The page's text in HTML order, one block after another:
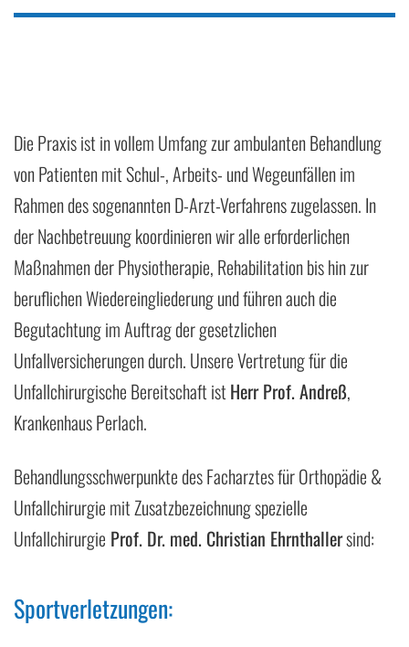
Die Praxis ist in vollem Umfang zur ambulanten Behandlung
von Patienten mit Schul-, Arbeits- und Wegeunfällen im
Rahmen des sogenannten D-Arzt-Verfahrens zugelassen. In
der Nachbetreuung koordinieren wir alle erforderlichen
Maßnahmen der Physiotherapie, Rehabilitation bis hin zur
beruflichen Wiedereingliederung und führen auch die
Begutachtung im Auftrag der gesetzlichen
Unfallversicherungen durch. Unsere Vertretung für die
Unfallchirurgische Bereitschaft ist Herr Prof. Andreß,
Krankenhaus Perlach.
Behandlungsschwerpunkte des Facharztes für Orthopädie &
Unfallchirurgie mit Zusatzbezeichnung spezielle
Unfallchirurgie Prof. Dr. med. Christian Ehrnthallersind:
Sportverletzungen: